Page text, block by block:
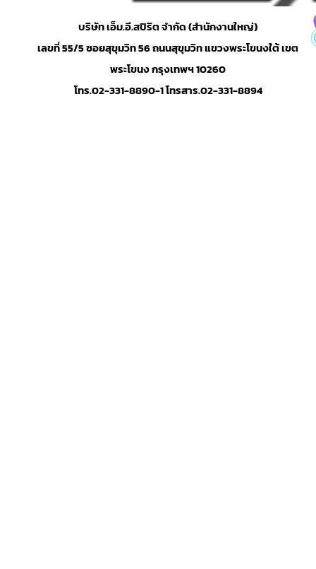
บริษัท เอ็ม.อี.สปิริต จำกัด (สำนักงานใหญ่)
เลขที่ 55/5 ซอยสุขุมวิท 56 ถนนสุขุมวิท แขวงพระโขนงใต้ เขต
พระโขนง กรุงเทพฯ 10260
โทร.02-331-8890-1 โทรสาร.02-331-8894